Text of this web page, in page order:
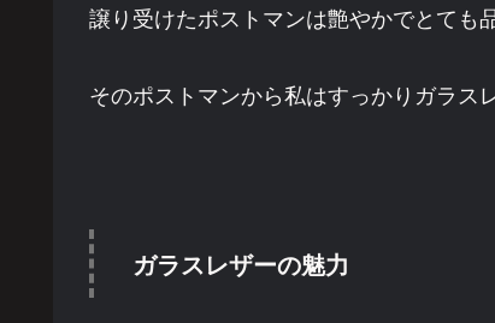
譲り受けたポストマンは艶やかでとても
そのポストマンから私はすっかりガラス
ガラスレザーの魅力